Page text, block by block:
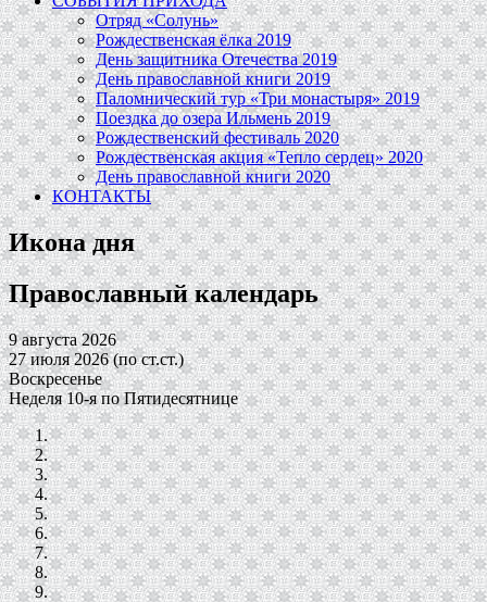
Отряд «Солунь»
Рождественская ёлка 2019
День защитника Отечества 2019
День православной книги 2019
Паломнический тур «Три монастыря» 2019
Поездка до озера Ильмень 2019
Рождественский фестиваль 2020
Рождественская акция «Тепло сердец» 2020
День православной книги 2020
КОНТАКТЫ
Икона дня
Православный календарь
9 августа 2026
27 июля 2026 (по ст.ст.)
Воскресенье
Неделя 10-я по Пятидесятнице